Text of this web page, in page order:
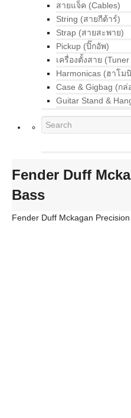
สายแจ็ค (Cables)
String (สายกีต้าร์)
Strap (สายสะพาย)
Pickup (ปิ๊กอัพ)
เครื่องตั้งสาย
Harmonicas (ฮาโม
Case & Gigbag (ก
Guitar Stand &
Fender Duff
Bass
Fender Duff Mckagan